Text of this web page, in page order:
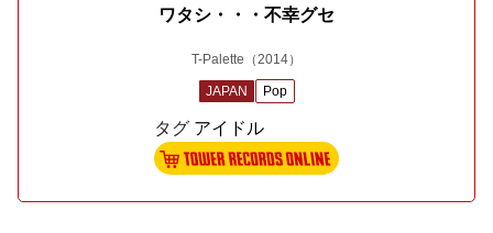
ワタシ・・・不幸グセ
T-Palette （2014）
JAPAN Pop
タグ アイドル